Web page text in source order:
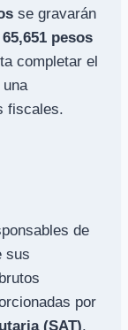
se gravarán
pesos
completar el
fiscales.
de
sus
por
(SAT).